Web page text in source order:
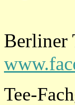
Berliner
Tee-